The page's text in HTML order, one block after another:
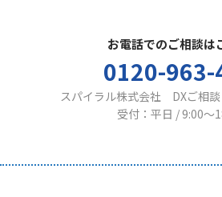
お電話でのご相談は
0120-963-
スパイラル株式会社 DXご相
受付：平日 / 9:00〜